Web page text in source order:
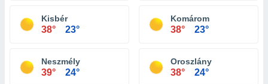
Kisbér
38° 23°
Komárom
38° 23°
Neszmély
39° 24°
Oroszlány
38° 24°